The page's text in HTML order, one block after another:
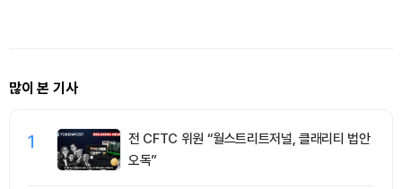
많이 본 기사
1
전 CFTC 위원 “월스트리트저널, 클래리티 법안
오독”